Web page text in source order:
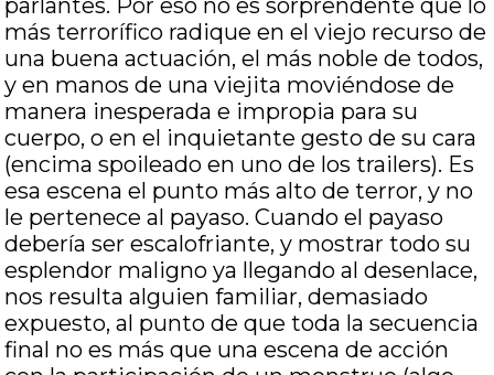
parlantes. Por eso no es sorprendente que lo
más terrorífico radique en el viejo recurso de
una buena actuación, el más noble de todos,
y en manos de una viejita moviéndose de
manera inesperada e impropia para su
cuerpo, o en el inquietante gesto de su cara
(encima spoileado en uno de los trailers). Es
esa escena el punto más alto de terror, y no
le pertenece al payaso. Cuando el payaso
debería ser escalofriante, y mostrar todo su
esplendor maligno ya llegando al desenlace,
nos resulta alguien familiar, demasiado
expuesto, al punto de que toda la secuencia
final no es más que una escena de acción